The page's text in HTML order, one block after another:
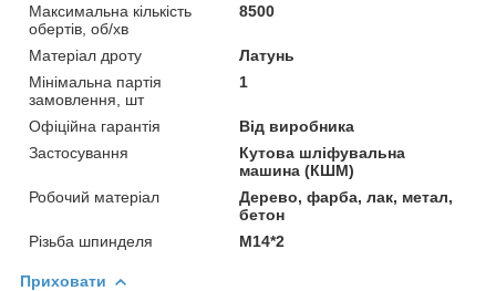
Максимальна кількість
обертів, об/хв
8500
Матеріал дроту
Латунь
Мінімальна партія
замовлення, шт
1
Офіційна гарантія
Від виробника
Застосування
Кутова шліфувальна
машина (КШМ)
Робочий матеріал
Дерево, фарба, лак, метал,
бетон
Різьба шпинделя
М14*2
Приховати